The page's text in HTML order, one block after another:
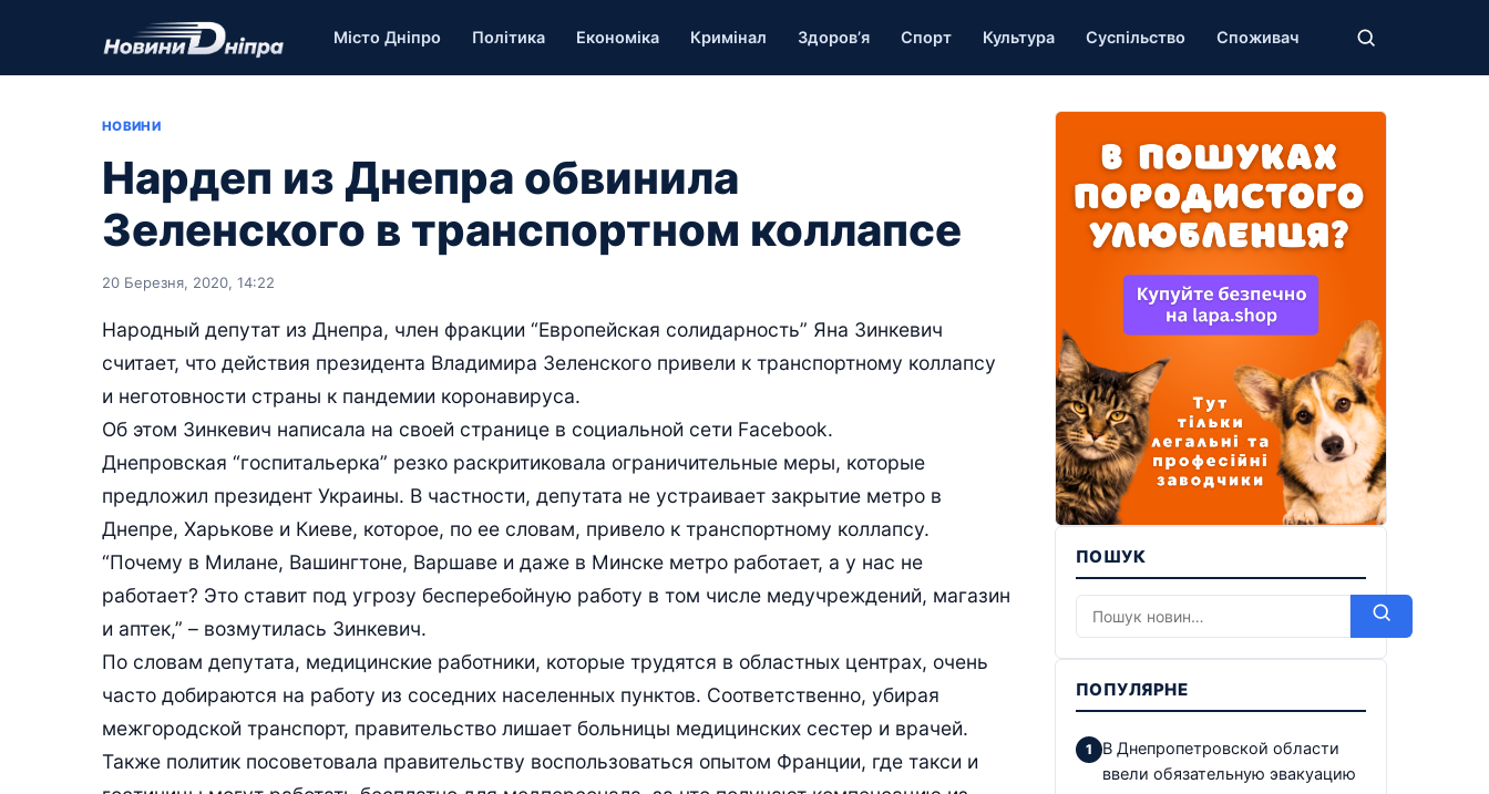
Місто Дніпро Політика Економіка Кримінал Здоров’я Спорт Культура Суспільство Споживач
НОВИНИ
Нардеп из Днепра обвинила
Зеленского в транспортном коллапсе
20 Березня, 2020, 14:22
Народный депутат из Днепра, член фракции “Европейская солидарность” Яна Зинкевич
считает, что действия президента Владимира Зеленского привели к транспортному коллапсу
и неготовности страны к пандемии коронавируса.
Об этом Зинкевич написала на своей странице в социальной сети Facebook.
Днепровская “госпитальерка” резко раскритиковала ограничительные меры, которые
предложил президент Украины. В частности, депутата не устраивает закрытие метро в
Днепре, Харькове и Киеве, которое, по ее словам, привело к транспортному коллапсу.
“Почему в Милане, Вашингтоне, Варшаве и даже в Минске метро работает, а у нас не
работает? Это ставит под угрозу бесперебойную работу в том числе медучреждений, магазин
и аптек,” – возмутилась Зинкевич.
По словам депутата, медицинские работники, которые трудятся в областных центрах, очень
часто добираются на работу из соседних населенных пунктов. Соответственно, убирая
межгородской транспорт, правительство лишает больницы медицинских сестер и врачей.
Также политик посоветовала правительству воспользоваться опытом Франции, где такси и
ПОШУК
ПОПУЛЯРНЕ
В Днепропетровской области
ввели обязательную эвакуацию